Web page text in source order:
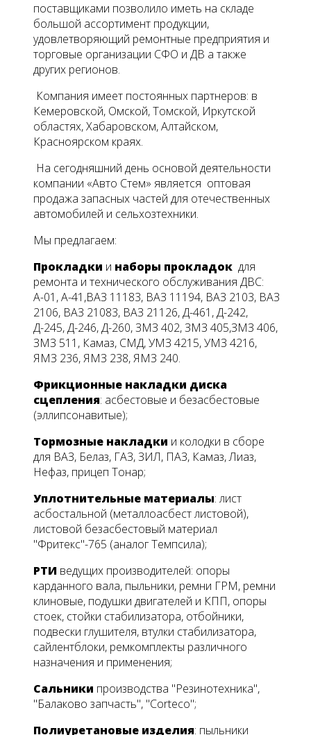
поставщиками позволило иметь на складе
большой ассортимент продукции,
удовлетворяющий ремонтные предприятия и
торговые организации СФО и ДВ а также
других регионов.
Компания имеет постоянных партнеров: в
Кемеровской, Омской, Томской, Иркутской
областях, Хабаровском, Алтайском,
Красноярском краях.
На сегодняшний день основой деятельности
компании «Авто Стем» является оптовая
продажа запасных частей для отечественных
автомобилей и сельхозтехники.
Мы предлагаем:
Прокладки и наборы прокладок для
ремонта и технического обслуживания ДВС:
А-01, А-41,ВАЗ 11183, ВАЗ 11194, ВАЗ 2103, ВАЗ
2106, ВАЗ 21083, ВАЗ 21126, Д-461, Д-242,
Д-245, Д-246, Д-260, ЗМЗ 402, ЗМЗ 405,ЗМЗ 406,
ЗМЗ 511, Камаз, СМД, УМЗ 4215, УМЗ 4216,
ЯМЗ 236, ЯМЗ 238, ЯМЗ 240.
Фрикционные накладки диска
сцепления: асбестовые и безасбестовые
(эллипсонавитые);
Тормозные накладки и колодки в сборе
для ВАЗ, Белаз, ГАЗ, ЗИЛ, ПАЗ, Камаз, Лиаз,
Нефаз, прицеп Тонар;
Уплотнительные материалы: лист
асбостальной (металлоасбест листовой),
листовой безасбестовый материал
"Фритекс"-765 (аналог Темпсила);
РТИ ведущих производителей: опоры
карданного вала, пыльники, ремни ГРМ, ремни
клиновые, подушки двигателей и КПП, опоры
стоек, стойки стабилизатора, отбойники,
подвески глушителя, втулки стабилизатора,
сайлентблоки, ремкомплекты различного
назначения и применения;
Сальники производства "Резинотехника",
"Балаково запчасть", "Corteco";
Полиуретановые изделия: пыльники